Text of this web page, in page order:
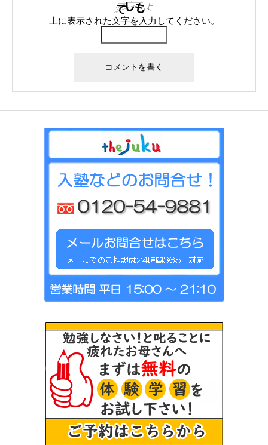
上に表示された文字を入力してください。